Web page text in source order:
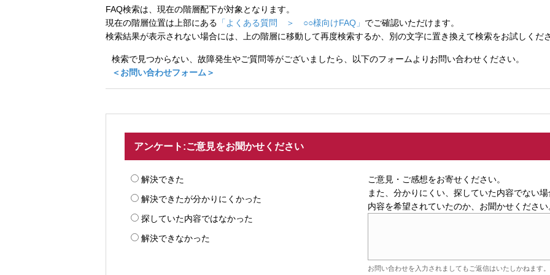
FAQ検索は、現在の階層配下が対象となります。
現在の階層位置は上部にある 「よくある質問 ＞ ○○様向けFAQ」 でご確認いただけます。
検索結果が表示されない場合には、上の階層に移動して再度検索するか、別の文字に置き換えて検索をお試しくだ
検索で見つからない、故障発生やご質問等がございましたら、以下のフォームよりお問い合わせください。
＜お問い合わせフォーム＞
アンケート:ご意見をお聞かせください
解決できた
解決できたが分かりにくかった
探していた内容ではなかった
解決できなかった
ご意見・ご感想をお寄せください。
また、分かりにくい、探していた内容でない
内容を希望されていたのか、お聞かせください
お問い合わせを入力されましてもご返信はいたしかねます。